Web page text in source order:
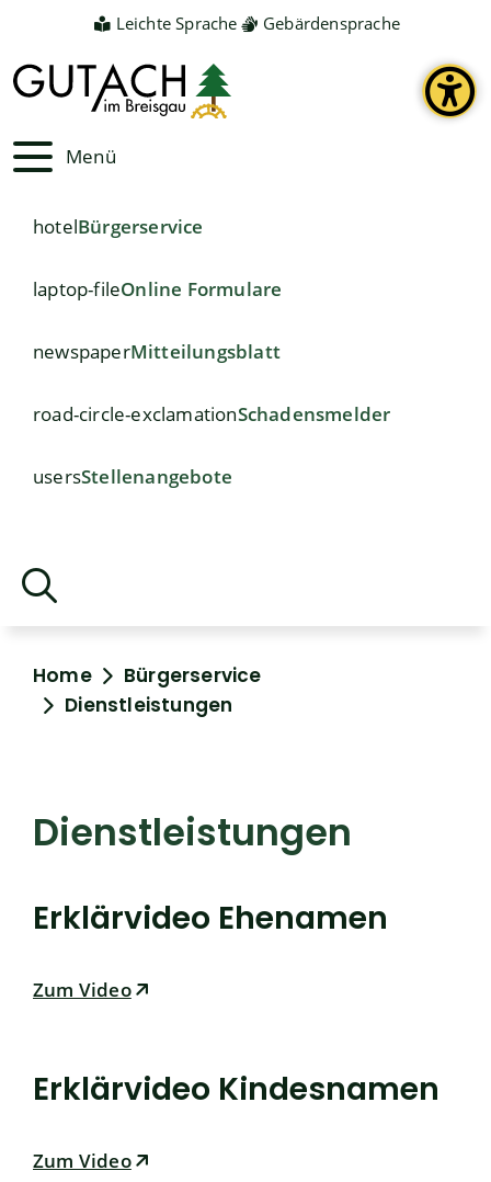
Leichte Sprache Gebärdensprache
Menü
hotelBürgerservice
laptop-fileOnline Formulare
newspaperMitteilungsblatt
road-circle-exclamationSchadensmelder
usersStellenangebote
Home
Bürgerservice
Dienstleistungen
Dienstleistungen
Erklärvideo Ehenamen
Zum Video
Erklärvideo Kindesnamen
Zum Video